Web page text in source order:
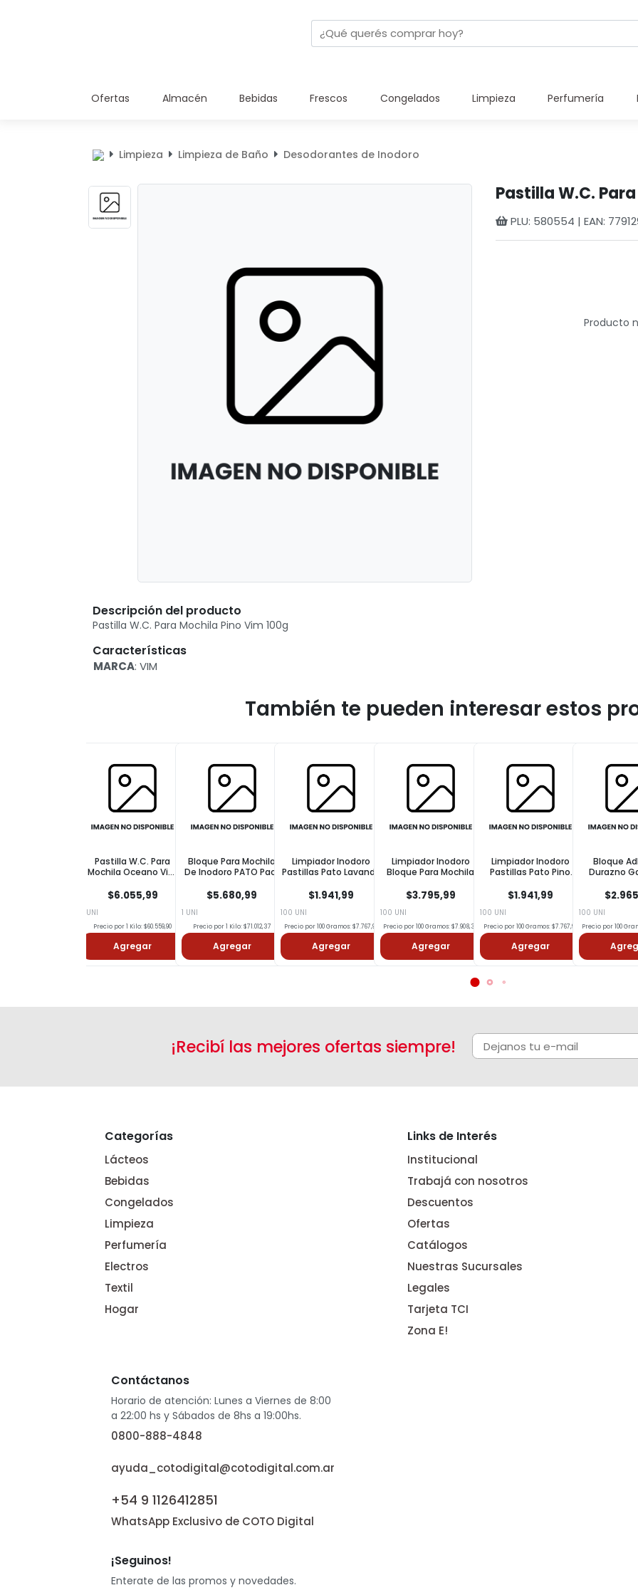
Ofertas Almacén Bebidas Frescos Congelados Limpieza Perfumería
Limpieza Limpieza de Baño Desodorantes de Inodoro
Pastilla W.C.
PLU: 580554 | EAN:
Producto
Descripción del producto
Pastilla W.C. Para Mochila Pino Vim 100g
Características
MARCA: VIM
También te pueden interesar estos
Mochila Oceano Vim
Bloque Para Mochila
De Inodoro PATO Pack
$5.680,99
Precio por 1 Kilo: $71.012,37
Agregar
Limpiador Inodoro
Pastillas Pato Lavanda
$1.941,99
Precio por 100 Gramos: $7.767,96
Agregar
Limpiador Inodoro
Bloque Para Mochila
$3.795,99
100 UNI
Precio por 100 Gramos: $7.908,32
Agregar
Limpiador Inodoro
Pastillas Pato Pino
$1.941,99
100 UNI
Precio por 100 Gramos: $7.767,96
Agregar
Bloque Adhesivo
Durazno Galáctico
$2.965,99
100 UNI
Precio por 100 Gramos: $12.056,87
Agregar
100 UNI
Precio por 100
¡Recibí las mejores ofertas siempre!
Categorías
Lácteos
Bebidas
Congelados
Limpieza
Perfumería
Electros
Textil
Hogar
Links de Interés
Institucional
Trabajá con nosotros
Descuentos
Ofertas
Catálogos
Nuestras Sucursales
Legales
Tarjeta TCI
Zona E!
Contáctanos
Horario de atención: Lunes a Viernes de 8:00
a 22:00 hs y Sábados de 8hs a 19:00hs.
0800-888-4848
ayuda_cotodigital@cotodigital.com.ar
+54 9 1126412851
WhatsApp Exclusivo de COTO Digital
¡Seguinos!
Enterate de las promos y novedades.